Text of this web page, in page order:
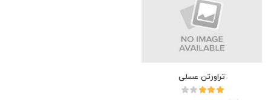
تراورتن عسلی